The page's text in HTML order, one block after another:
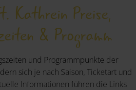
Kathrein Preise,
& Programm
und Programmpunkte der
sich je nach Saison, Ticketart und
Informationen führen die Links